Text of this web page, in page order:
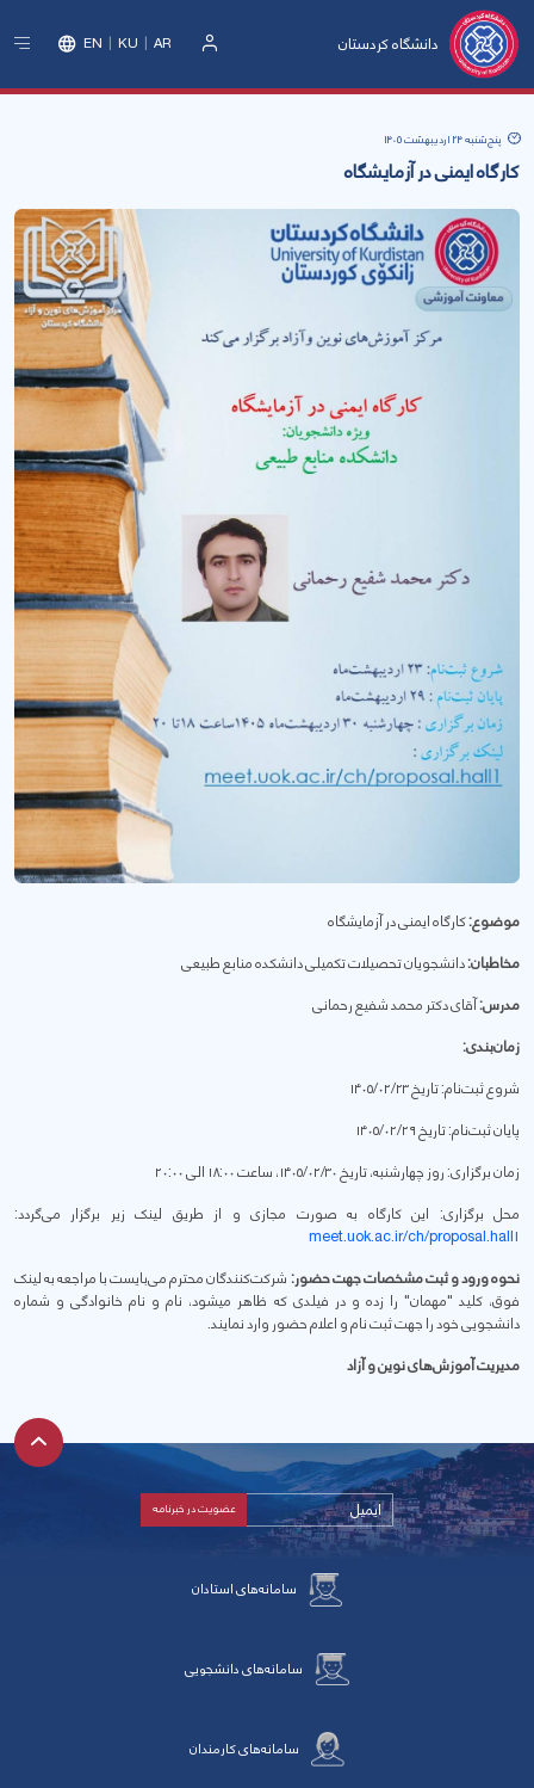
دانشگاه کردستان EN KU AR
پنج‌شنبه 24 اردیبهشت 1405
کارگاه ایمنی در آزمایشگاه
موضوع:کارگاه ایمنی در آزمایشگاه
مخاطبان:دانشجویان تحصیلات تکمیلی دانشکده منابع طبیعی
مدرس:آقای دکتر محمد شفیع رحمانی
زمان‌بندی:
شروع ثبت‌نام: تاریخ ۱۴۰۵/۰۲/۲۳
پایان ثبت‌نام: تاریخ ۱۴۰۵/۰۲/۲۹
زمان برگزاری: روز چهارشنبه، تاریخ ۱۴۰۵/۰۲/۳۰، ساعت ۱۸:۰۰ الی ۲۰:۰۰
محل برگزاری: این کارگاه به صورت مجازی و از طریق لینک زیر برگزار می‌گردد:
meet.uok.ac.ir/ch/proposal.hall1
نحوه ورود و ثبت مشخصات جهت حضور:شرکت‌کنندگان محترم می‌بایست با مراجعه به لینک
فوق، کلید "مهمان" را زده و در فیلدی که ظاهر میشود، نام و نام خانوادگی و شماره
دانشجویی خود را جهت ثبت نام و اعلام حضور وارد نمایند.
مدیریت آموزش‌های نوین و آزاد
سامانه‌های استادان
سامانه‌های دانشجویی
سامانه‌های کارمندان